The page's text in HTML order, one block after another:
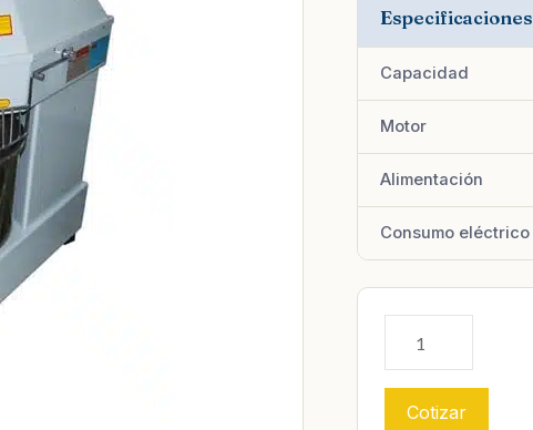
Especificaciones
Capacidad
Motor
Alimentación
Consumo eléctrico
Cotizar